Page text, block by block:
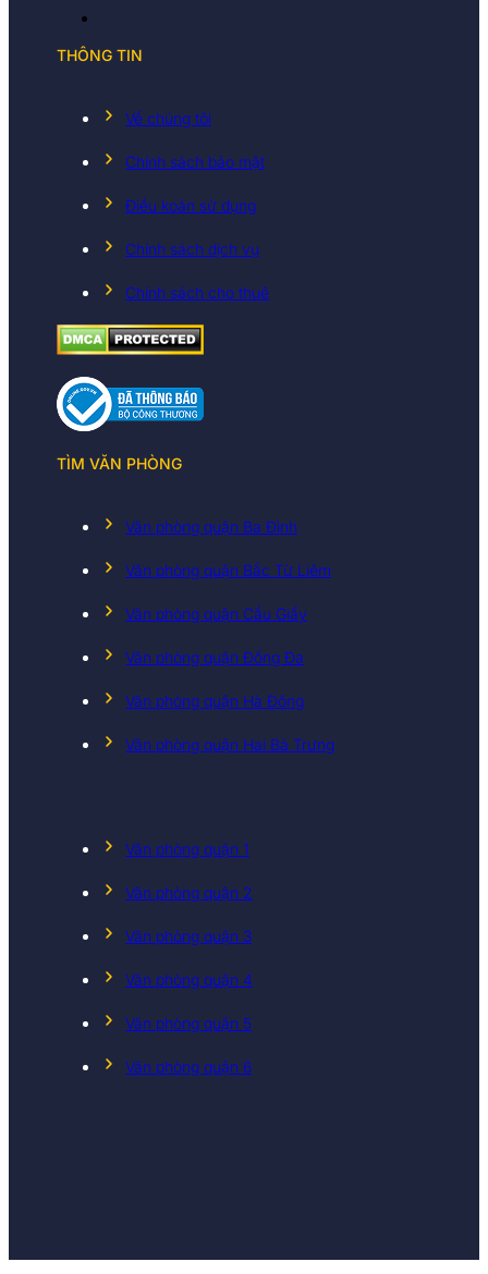
THÔNG TIN
Về chúng tôi
Chính sách bảo mật
Điều koản sử dụng
Chính sách dịch vụ
Chính sách cho thuê
TÌM VĂN PHÒNG
Văn phòng quận Ba Đình
Văn phòng quận Bắc Từ Liêm
Văn phòng quận Cầu Giấy
Văn phòng quận Đống Đa
Văn phòng quận Hà Đông
Văn phòng quận Hai Bà Trưng
Văn phòng quận 1
Văn phòng quận 2
Văn phòng quận 3
Văn phòng quận 4
Văn phòng quận 5
Văn phòng quận 6